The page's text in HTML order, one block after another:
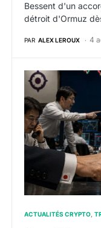
Bessent d'un
détroit d'Ormuz
PAR ALEX LEROUX 4
Yen : Tokyo et
ACTUALITÉS CRYPTO